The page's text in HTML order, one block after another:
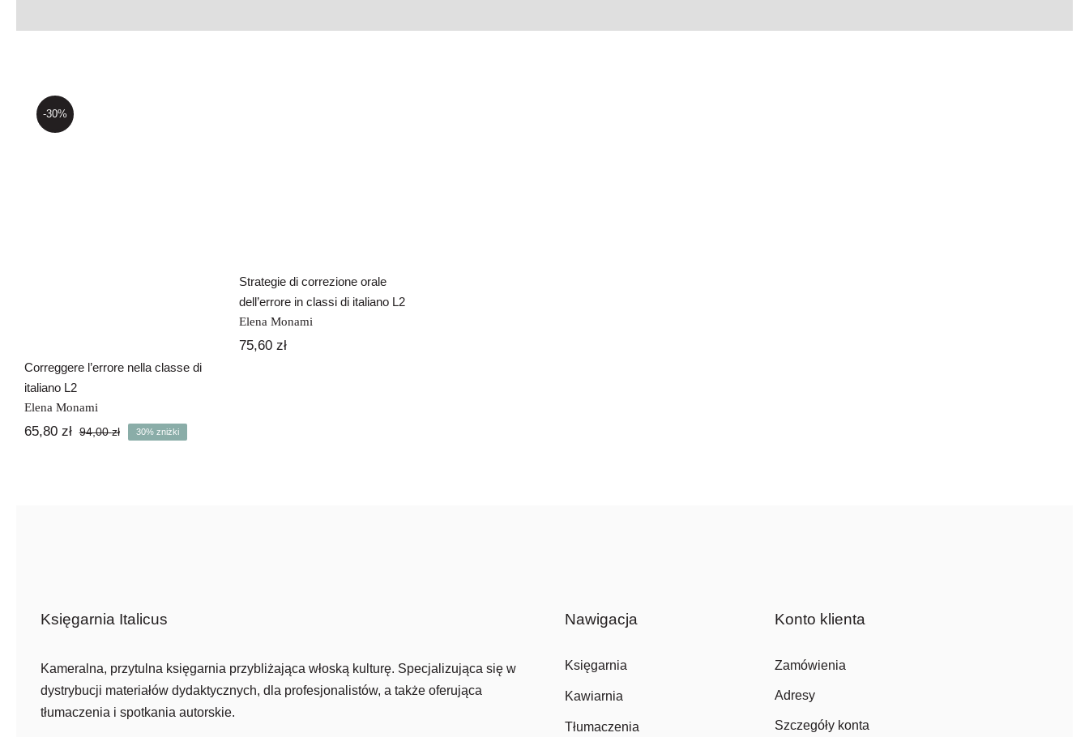
-30%
Correggere l’errore nella classe di
italiano L2
Elena Monami
94,00złPierwotna
65,80 zł
Aktualna
30% zniżki
Strategie di correzione orale
dell’errore in classi di italiano L2
Elena Monami
75,60 zł
Księgarnia Italicus
Kameralna, przytulna księgarnia przybliżająca włoską kulturę. Specjalizująca się w
dystrybucji materiałów dydaktycznych, dla profesjonalistów, a także oferująca
tłumaczenia i spotkania autorskie.
Nawigacja
Księgarnia
Kawiarnia
Tłumaczenia
Konto klienta
Zamówienia
Adresy
Szczegóły konta